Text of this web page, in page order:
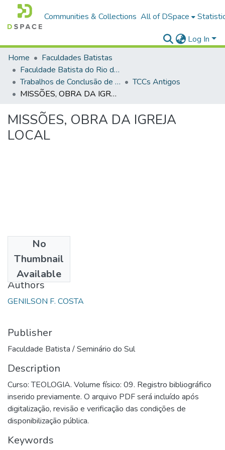
Communities & Collections All of DSpace
Log In
Home
Faculdades Batistas
Faculdade Batista do Rio de Janeiro (FABAT-RJ)
Trabalhos de Conclusão de Curso (TCC)
TCCs Antigos
MISSÕES, OBRA DA IGREJA LOCAL
MISSÕES, OBRA DA IGREJA
LOCAL
No
Thumbnail
Available
1999
Authors
GENILSON F. COSTA
Publisher
Faculdade Batista / Seminário do Sul
Description
Curso: TEOLOGIA. Volume físico: 09. Registro bibliográfico
inserido previamente. O arquivo PDF será incluído após
digitalização, revisão e verificação das condições de
disponibilização pública.
Keywords